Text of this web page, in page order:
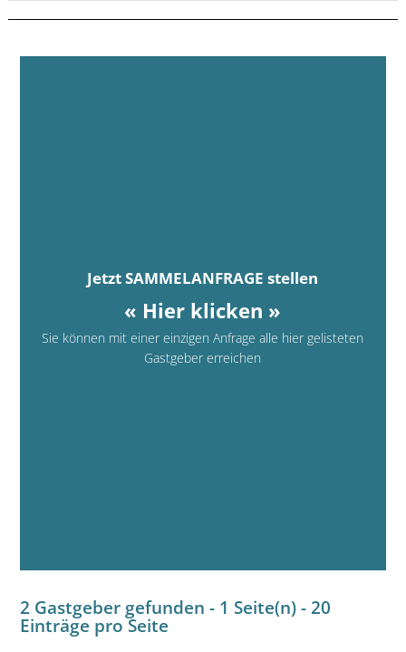
Jetzt SAMMELANFRAGE stellen
« Hier klicken »
Sie können mit einer einzigen Anfrage alle hier gelisteten
Gastgeber erreichen
2 Gastgeber gefunden - 1 Seite(n) - 20
Einträge pro Seite